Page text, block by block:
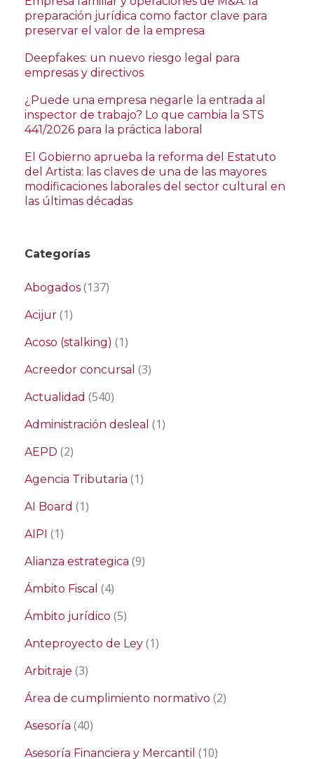
preparación jurídica como factor clave para
preservar el valor de la empresa
Deepfakes: un nuevo riesgo legal para
empresas y directivos
¿Puede una empresa negarle la entrada al
inspector de trabajo? Lo que cambia la STS
441/2026 para la práctica laboral
El Gobierno aprueba la reforma del Estatuto
del Artista: las claves de una de las mayores
modificaciones laborales del sector cultural en
las últimas décadas
Categorías
Abogados (137)
Acijur (1)
Acoso (stalking) (1)
Acreedor concursal (3)
Actualidad (540)
Administración desleal (1)
AEPD (2)
Agencia Tributaria (1)
AI Board (1)
AIPI (1)
Alianza estrategica (9)
Ámbito Fiscal (4)
Ámbito jurídico (5)
Anteproyecto de Ley (1)
Arbitraje (3)
Área de cumplimiento normativo (2)
Asesoría (40)
Asesoría Financiera y Mercantil (10)